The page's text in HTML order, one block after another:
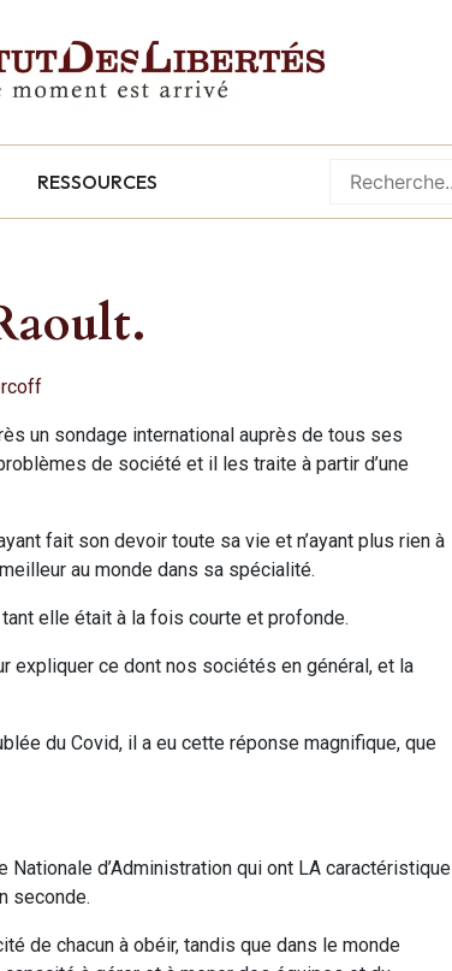
RESSOURCES
un sondage international auprès de tous ses
de société et il les traite à partir d’une
fait son devoir toute sa vie et n’ayant plus rien à
au monde dans sa spécialité.
elle était à la fois courte et profonde.
expliquer ce dont nos sociétés en général, et la
du Covid, il a eu cette réponse magnifique, que
d’Administration qui ont LA caractéristique
seconde.
de chacun à obéir, tandis que dans le monde